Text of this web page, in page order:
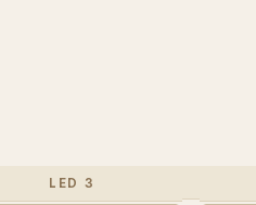
LED 3